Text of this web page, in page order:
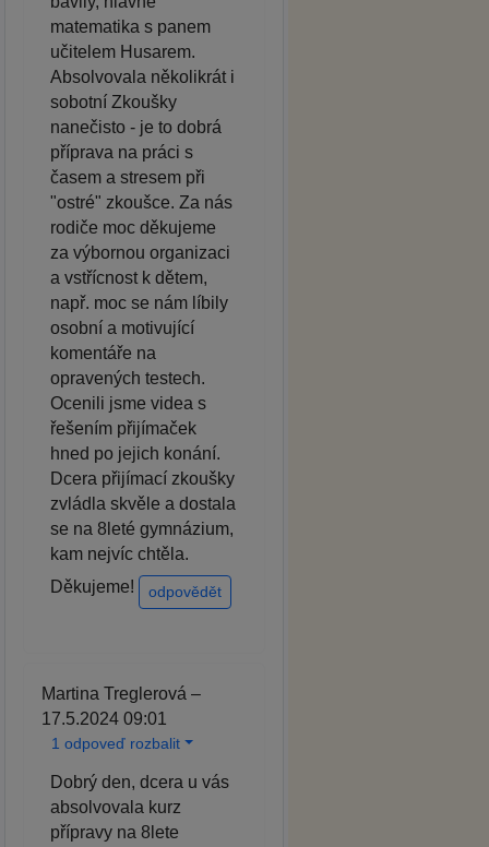
matematika s panem
učitelem Husarem.
Absolvovala několikrát i
sobotní Zkoušky
nanečisto - je to dobrá
příprava na práci s
časem a stresem při
"ostré" zkoušce. Za nás
rodiče moc děkujeme
za výbornou organizaci
a vstřícnost k dětem,
např. moc se nám líbily
osobní a motivující
komentáře na
opravených testech.
Ocenili jsme videa s
řešením přijímaček
hned po jejich konání.
Dcera přijímací zkoušky
zvládla skvěle a dostala
se na 8leté gymnázium,
kam nejvíc chtěla.
Děkujeme!
odpovědět
Martina Treglerová –
17.5.2024 09:01
1 odpoveď rozbalit
Dobrý den, dcera u vás
absolvovala kurz
přípravy na 8lete